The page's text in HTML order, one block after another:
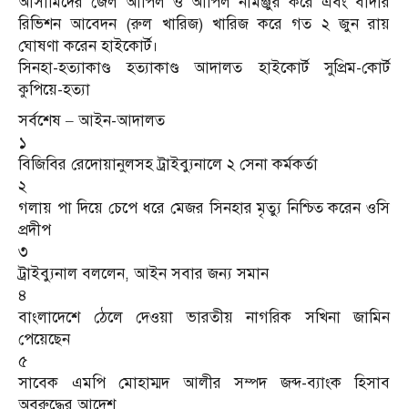
রিভিশন আবেদন (রুল খারিজ) খারিজ করে গত ২ জুন রায়
ঘোষণা করেন হাইকোর্ট।
সিনহা-হত্যাকাণ্ড হত্যাকাণ্ড আদালত হাইকোর্ট সুপ্রিম-কোর্ট
কুপিয়ে-হত্যা
সর্বশেষ – আইন-আদালত
১
বিজিবির রেদোয়ানুলসহ ট্রাইব্যুনালে ২ সেনা কর্মকর্তা
২
গলায় পা দিয়ে চেপে ধরে মেজর সিনহার মৃত্যু নিশ্চিত করেন ওসি
প্রদীপ
৩
ট্রাইব্যুনাল বললেন, আইন সবার জন্য সমান
৪
বাংলাদেশে ঠেলে দেওয়া ভারতীয় নাগরিক সখিনা জামিন
পেয়েছেন
৫
সাবেক এমপি মোহাম্মদ আলীর সম্পদ জব্দ-ব্যাংক হিসাব
অবরুদ্ধের আদেশ